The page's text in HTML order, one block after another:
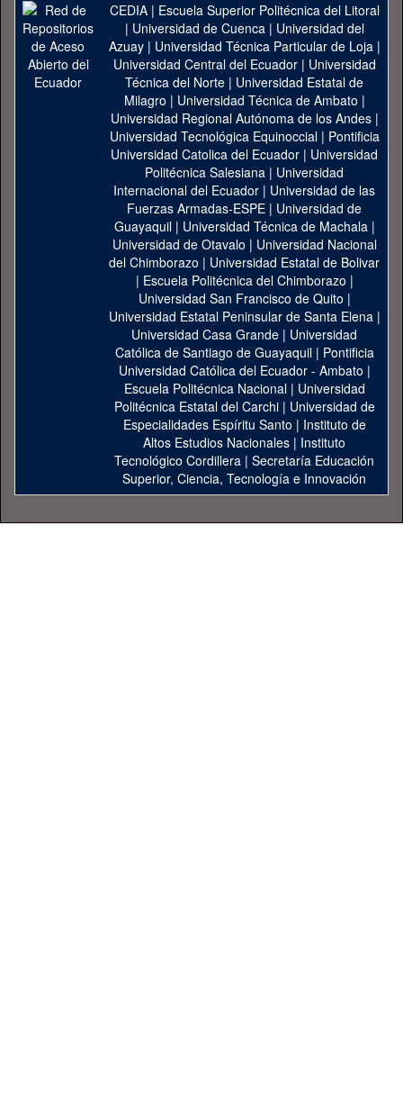
CEDIA| Escuela Superior Politécnica del Litoral
| Universidad de Cuenca| Universidad del
Azuay| Universidad Técnica Particular de Loja|
Universidad Central del Ecuador| Universidad
Técnica del Norte | Universidad Estatal de
Milagro | Universidad Técnica de Ambato |
Universidad Regional Autónoma de los Andes|
Universidad Tecnológica Equinoccial| Pontificia
Universidad Catolica del Ecuador | Universidad
Politécnica Salesiana | Universidad
Internacional del Ecuador | Universidad de las
Fuerzas Armadas-ESPE | Universidad de
Guayaquil| Universidad Técnica de Machala|
Universidad de Otavalo | Universidad Nacional
del Chimborazo | Universidad Estatal de Bolivar
| Escuela Politécnica del Chimborazo |
Universidad San Francisco de Quito |
Universidad Estatal Peninsular de Santa Elena|
Universidad Casa Grande | Universidad
Católica de Santiago de Guayaquil| Pontificia
Universidad Católica del Ecuador - Ambato |
Escuela Politécnica Nacional| Universidad
Politécnica Estatal del Carchi| Universidad de
Especialidades Espíritu Santo | Instituto de
Altos Estudios Nacionales | Instituto
Tecnológico Cordillera | Secretaría Educación
Superior, Ciencia, Tecnología e Innovación